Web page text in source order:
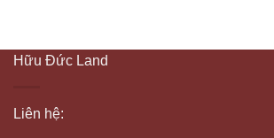
Hữu Đức Land
Liên hệ: